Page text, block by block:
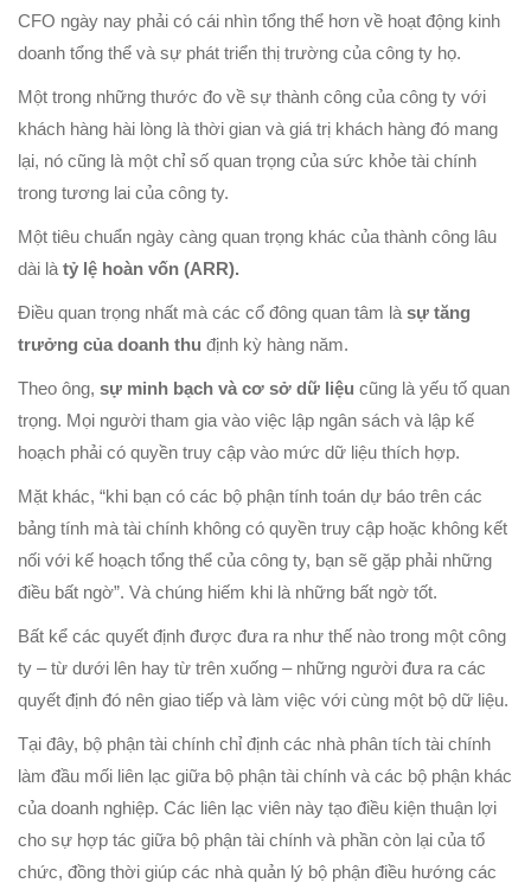
CFO ngày nay phải có cái nhìn tổng thể hơn về hoạt động kinh
doanh tổng thể và sự phát triển thị trường của công ty họ.
Một trong những thước đo về sự thành công của công ty với
khách hàng hài lòng là thời gian và giá trị khách hàng đó mang
lại, nó cũng là một chỉ số quan trọng của sức khỏe tài chính
trong tương lai của công ty.
Một tiêu chuẩn ngày càng quan trọng khác của thành công lâu
dài là tỷ lệ hoàn vốn (ARR).
Điều quan trọng nhất mà các cổ đông quan tâm là sự tăng
trưởng của doanh thu định kỳ hàng năm.
Theo ông, sự minh bạch và cơ sở dữ liệu cũng là yếu tố quan
trọng. Mọi người tham gia vào việc lập ngân sách và lập kế
hoạch phải có quyền truy cập vào mức dữ liệu thích hợp.
Mặt khác, “khi bạn có các bộ phận tính toán dự báo trên các
bảng tính mà tài chính không có quyền truy cập hoặc không kết
nối với kế hoạch tổng thể của công ty, bạn sẽ gặp phải những
điều bất ngờ”. Và chúng hiếm khi là những bất ngờ tốt.
Bất kể các quyết định được đưa ra như thế nào trong một công
ty – từ dưới lên hay từ trên xuống – những người đưa ra các
quyết định đó nên giao tiếp và làm việc với cùng một bộ dữ liệu.
Tại đây, bộ phận tài chính chỉ định các nhà phân tích tài chính
làm đầu mối liên lạc giữa bộ phận tài chính và các bộ phận khác
của doanh nghiệp. Các liên lạc viên này tạo điều kiện thuận lợi
cho sự hợp tác giữa bộ phận tài chính và phần còn lại của tổ
chức, đồng thời giúp các nhà quản lý bộ phận điều hướng các